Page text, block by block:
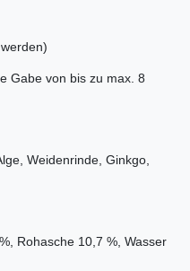
Gabe von bis zu max. 8
Weidenrinde, Ginkgo,
Rohasche 10,7 %, Wasser